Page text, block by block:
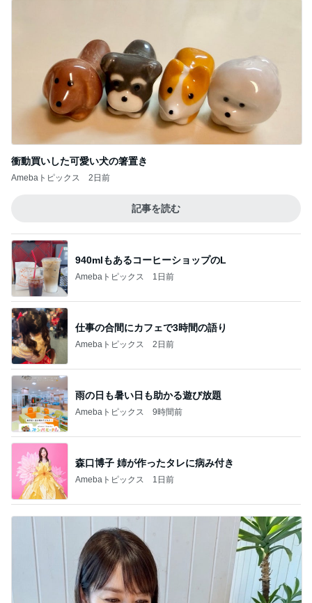
衝動買いした可愛い犬の箸置き
Amebaトピックス 2日前
記事を読む
940mlもあるコーヒーショップのL
Amebaトピックス 1日前
仕事の合間にカフェで3時間の語り
Amebaトピックス 2日前
雨の日も暑い日も助かる遊び放題
Amebaトピックス 9時間前
森口博子 姉が作ったタレに病み付き
Amebaトピックス 1日前